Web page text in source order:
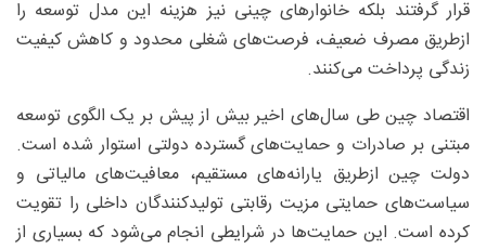
قرار گرفتند بلکه خانوارهای چینی نیز هزینه این مدل توسعه را
ازطریق مصرف ضعیف، فرصت‌های شغلی محدود و کاهش کیفیت
زندگی پرداخت می‌کنند.
اقتصاد چین طی سال‌های اخیر بیش از پیش بر یک الگوی توسعه
مبتنی بر صادرات و حمایت‌های گسترده دولتی استوار شده است.
دولت چین ازطریق یارانه‌های مستقیم، معافیت‌های مالیاتی و
سیاست‌های حمایتی مزیت رقابتی تولیدکنندگان داخلی را تقویت
کرده است. این حمایت‌ها در شرایطی انجام می‌شود که بسیاری از